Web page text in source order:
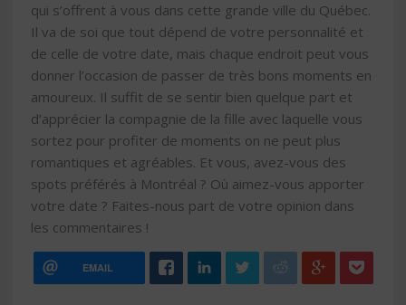
qui s’offrent à vous dans cette grande ville du Québec.
Il va de soi que tout dépend de votre personnalité et
de celle de votre date, mais chaque endroit peut vous
donner l’occasion de passer de très bons moments en
amoureux. Il suffit de se sentir bien quelque part et
d’apprécier la compagnie de la fille avec laquelle vous
sortez pour profiter de moments on ne peut plus
romantiques et agréables. Et vous, avez-vous des
spots préférés à Montréal ? Où aimez-vous apporter
votre date ? Faites-nous part de votre opinion dans
les commentaires !
EMAIL